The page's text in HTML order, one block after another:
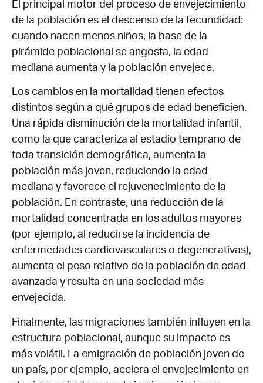
consecuencia de la caída
abrupta de la fecundidad.
A pesar de esta
evolución, las
proyecciones estiman
argentina continuará
creciendo
moderadamente en el
futuro cercano con una
clara tendencia a la
estabilización. Ante este
escenario, es probable
que la población de
Argentina nunca llegue a
superar los 50 millones
de habitantes.
El principal motor del proceso de envejecimiento
de la población es el descenso de la fecundidad:
cuando nacen menos niños, la base de la
pirámide poblacional se angosta, la edad
mediana aumenta y la población envejece.
Los cambios en la mortalidad tienen efectos
distintos según a qué grupos de edad beneficien.
Una rápida disminución de la mortalidad infantil,
como la que caracteriza al estadio temprano de
toda transición demográfica, aumenta la
población más joven, reduciendo la edad
mediana y favorece el rejuvenecimiento de la
población. En contraste, una reducción de la
mortalidad concentrada en los adultos mayores
(por ejemplo, al reducirse la incidencia de
enfermedades cardiovasculares o degenerativas),
aumenta el peso relativo de la población de edad
avanzada y resulta en una sociedad más
envejecida.
Finalmente, las migraciones también influyen en la
estructura poblacional, aunque su impacto es
más volátil. La emigración de población joven de
un país, por ejemplo, acelera el envejecimiento en